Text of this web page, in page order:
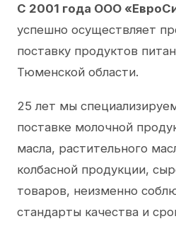
С 2001 года ООО
успешно осуществляет
поставку продуктов
Тюменской области.
25 лет мы
поставке молочной
масла, растительного
колбасной продукции,
товаров, неизменно
стандарты качества и